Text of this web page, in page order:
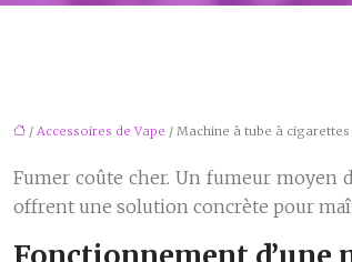
/ Accessoires de Vape / Machine à tube à
Fumer coûte cher. Un fumeur moyen
offrent une solution concrète pour